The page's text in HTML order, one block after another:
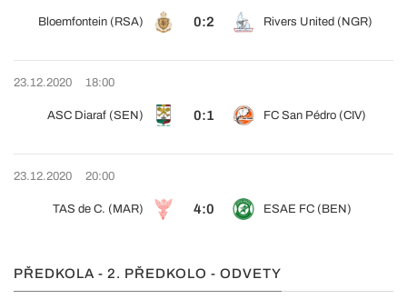
Bloemfontein (RSA) 0:2 Rivers United (NGR)
23.12.2020 18:00
ASC Diaraf (SEN) 0:1 FC San Pédro (CIV)
23.12.2020 20:00
TAS de C. (MAR) 4:0 ESAE FC (BEN)
PŘEDKOLA - 2. PŘEDKOLO - ODVETY